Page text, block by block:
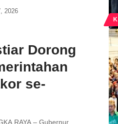
2026
Dorong
se-
RAYA – Gubernur